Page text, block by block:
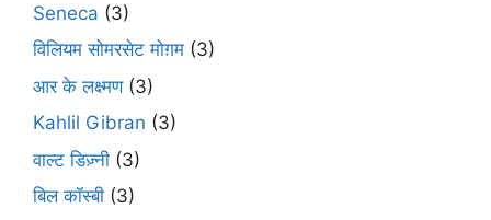
Seneca (3)
विलियम सोमरसेट मोग़म (3)
आर के लक्ष्मण(3)
Kahlil Gibran (3)
वाल्ट डिज़्नी (3)
बिल कॉस्बी (3)